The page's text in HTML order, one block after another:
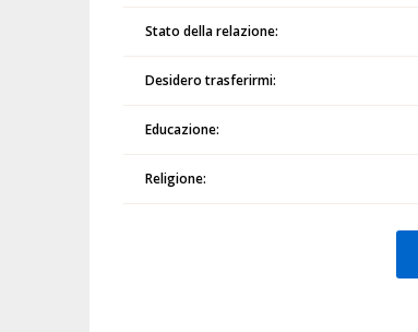
Stato della relazione:
Desidero trasferirmi:
Educazione:
Religione: